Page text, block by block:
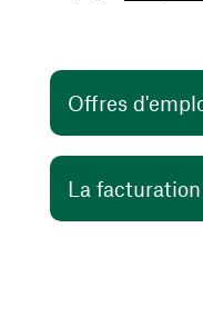
Offres
La facturation